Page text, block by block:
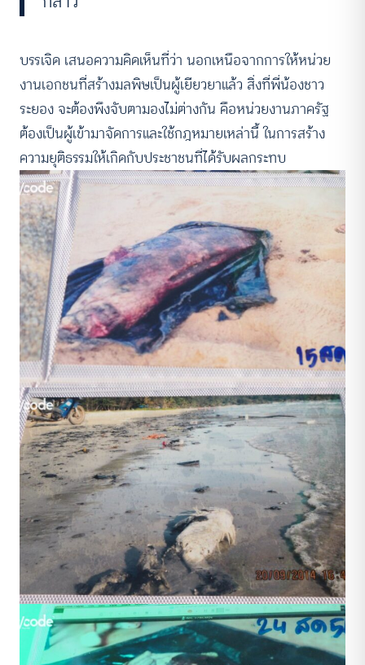
บรรเจิด เสนอความคิดเห็นที่ว่า นอกเหนือจากการให้หน่วย
งานเอกชนที่สร้างมลพิษเป็นผู้เยียวยาแล้ว สิ่งที่พี่น้องชาว
ระยอง จะต้องพึงจับตามองไม่ต่างกัน คือหน่วยงานภาครัฐ
ต้องเป็นผู้เข้ามาจัดการและใช้กฎหมายเหล่านี้ ในการสร้าง
ความยุติธรรมให้เกิดกับประชาชนที่ได้รับผลกระทบ